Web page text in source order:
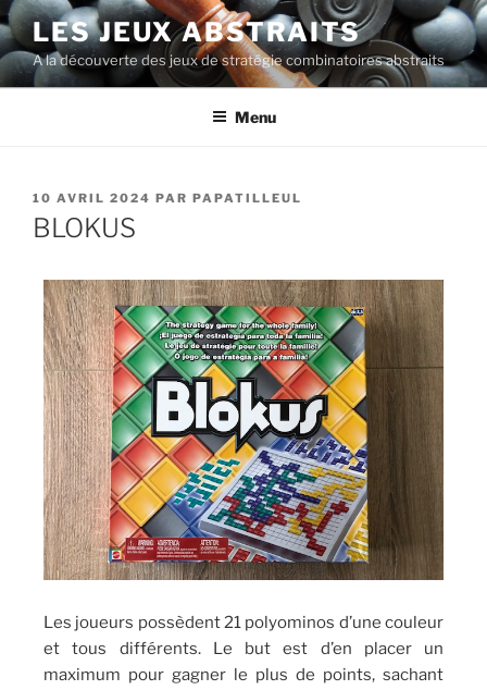
LES JEUX ABSTRAITS
A la découverte des jeux de stratégie combinatoires abstraits
Menu
10 AVRIL 2024 PAR PAPATILLEUL
BLOKUS
Les joueurs possèdent 21 polyominos d’une couleur
et tous différents. Le but est d’en placer un
maximum pour gagner le plus de points, sachant